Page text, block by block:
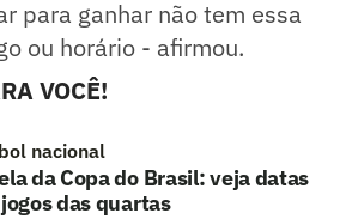
para ganhar não tem essa
ou horário - afirmou.
VOCÊ!
nacional
da Copa do Brasil: veja datas
das quartas